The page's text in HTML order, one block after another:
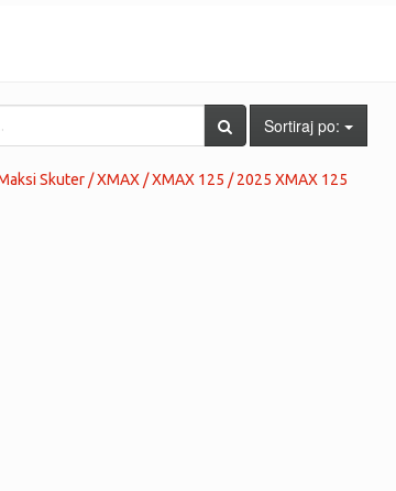
Sortiraj po:
Skuter / XMAX / XMAX 125 / 2025 XMAX 125